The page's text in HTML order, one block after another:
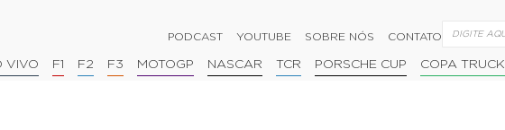
PODCAST YOUTUBE SOBRE NÓS CONTATO
VIVO F1 F2 F3 MOTOGP NASCAR TCR PORSCHE CUP COPA TRUCK